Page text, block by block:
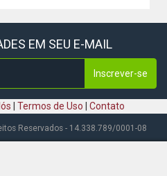
EM SEU E-MAIL
Inscrever-se
Termos de Uso Contato
Reservados - 14.338.789/0001-08